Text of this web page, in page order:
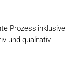
Prozess inklusive
und qualitativ